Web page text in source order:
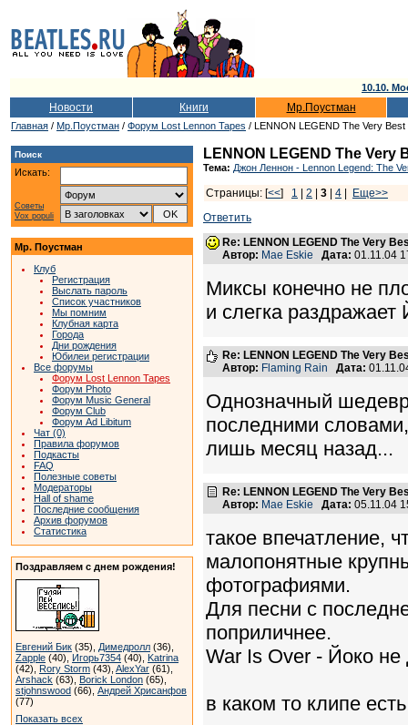
10.10.
Новости Книги Мр.Поустман
Главная / Мр.Поустман / Форум Lost Lennon Tapes / LENNON LEGEND The Very
Поиск
Искать:
Советы
Vox populi
Мр. Поустман
Клуб
Регистрация
Выслать пароль
Список участников
Мы помним
Клубная карта
Города
Дни рождения
Юбилеи регистрации
Все форумы
Форум Lost Lennon Tapes
Форум Photo
Форум Music General
Форум Club
Форум Ad Libitum
Чат (0)
Правила форумов
Подкасты
FAQ
Полезные советы
Модераторы
Hall of shame
Последние сообщения
Архив форумов
Статистика
Поздравляем с днем рождения!
Евгений Бик (35), Димедролл (36),
Zapple (40), Игорь7354 (40), Katrina
(42), Rory Storm (43), AlexYar (61),
Arshack (63), Borick London (65),
stjohnswood (66), Андрей Хрисанфов
(77)
Показать всех
LENNON LEGEND The Very
Тема: Джон Леннон - Lennon Legend: The
Страницы: [<<] 1 2 3 4
Еще>>
Ответить
Re: LENNON LEGEND The Very
Автор: Mae Eskie Дата: 01.11.04
Миксы конечно не
и слегка
Re: LENNON LEGEND The Very
Автор: Flaming Rain Дата:
Однозначный
последними
лишь месяц назад...
Re: LENNON LEGEND The Very
Автор: Mae Eskie Дата: 05.11.04
такое впечатление,
малопонятные
фотографиями.
Для песни с
поприличнее.
War Is Over - Йоко
в каком то клипе